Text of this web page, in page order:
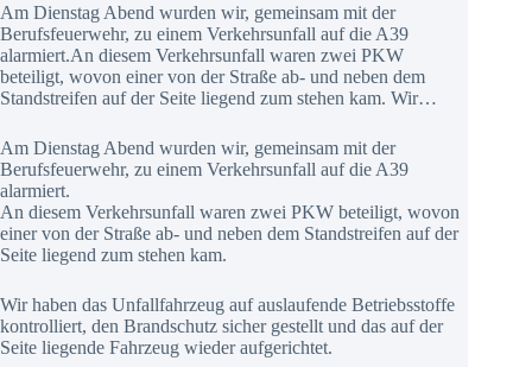
Am Dienstag Abend wurden wir, gemeinsam mit der
Berufsfeuerwehr, zu einem Verkehrsunfall auf die A39
alarmiert.An diesem Verkehrsunfall waren zwei PKW
beteiligt, wovon einer von der Straße ab- und neben dem
Standstreifen auf der Seite liegend zum stehen kam. Wir…
Am Dienstag Abend wurden wir, gemeinsam mit der
Berufsfeuerwehr, zu einem Verkehrsunfall auf die A39
alarmiert.
An diesem Verkehrsunfall waren zwei PKW beteiligt, wovon
einer von der Straße ab- und neben dem Standstreifen auf der
Seite liegend zum stehen kam.
Wir haben das Unfallfahrzeug auf auslaufende Betriebsstoffe
kontrolliert, den Brandschutz sicher gestellt und das auf der
Seite liegende Fahrzeug wieder aufgerichtet.